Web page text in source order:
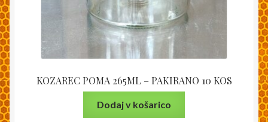
KOZAREC POMA 265ML – PAKIRANO 10 KOS
Dodaj v košarico